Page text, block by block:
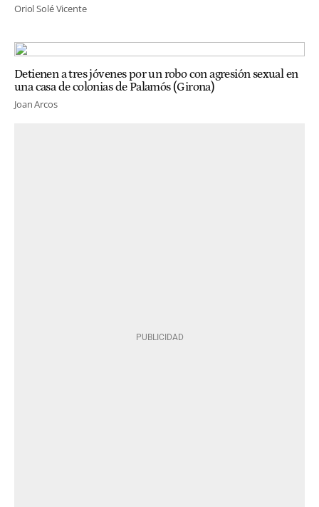
Oriol Solé Vicente
Detienen a tres jóvenes por un robo con agresión sexual en
una casa de colonias de Palamós (Girona)
Joan Arcos